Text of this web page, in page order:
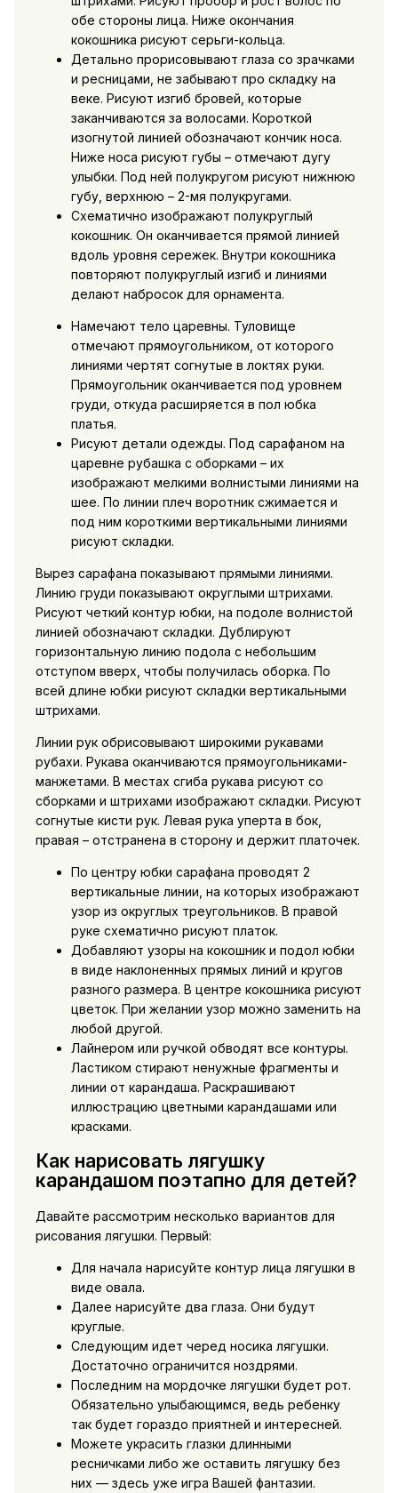
обе стороны лица. Ниже окончания
кокошника рисуют серьги-кольца.
Детально прорисовывают глаза со зрачками
и ресницами, не забывают про складку на
веке. Рисуют изгиб бровей, которые
заканчиваются за волосами. Короткой
изогнутой линией обозначают кончик носа.
Ниже носа рисуют губы – отмечают дугу
улыбки. Под ней полукругом рисуют нижнюю
губу, верхнюю – 2-мя полукругами.
Схематично изображают полукруглый
кокошник. Он оканчивается прямой линией
вдоль уровня сережек. Внутри кокошника
повторяют полукруглый изгиб и линиями
делают набросок для орнамента.
Намечают тело царевны. Туловище
отмечают прямоугольником, от которого
линиями чертят согнутые в локтях руки.
Прямоугольник оканчивается под уровнем
груди, откуда расширяется в пол юбка
платья.
Рисуют детали одежды. Под сарафаном на
царевне рубашка с оборками – их
изображают мелкими волнистыми линиями на
шее. По линии плеч воротник сжимается и
под ним короткими вертикальными линиями
рисуют складки.
Вырез сарафана показывают прямыми линиями.
Линию груди показывают округлыми штрихами.
Рисуют четкий контур юбки, на подоле волнистой
линией обозначают складки. Дублируют
горизонтальную линию подола с небольшим
отступом вверх, чтобы получилась оборка. По
всей длине юбки рисуют складки вертикальными
штрихами.
Линии рук обрисовывают широкими рукавами
рубахи. Рукава оканчиваются прямоугольниками-
манжетами. В местах сгиба рукава рисуют со
сборками и штрихами изображают складки. Рисуют
согнутые кисти рук. Левая рука уперта в бок,
правая – отстранена в сторону и держит платочек.
По центру юбки сарафана проводят 2
вертикальные линии, на которых изображают
узор из округлых треугольников. В правой
руке схематично рисуют платок.
Добавляют узоры на кокошник и подол юбки
в виде наклоненных прямых линий и кругов
разного размера. В центре кокошника рисуют
цветок. При желании узор можно заменить на
любой другой.
Лайнером или ручкой обводят все контуры.
Ластиком стирают ненужные фрагменты и
линии от карандаша. Раскрашивают
иллюстрацию цветными карандашами или
красками.
Как нарисовать лягушку
карандашом поэтапно для детей?
Давайте рассмотрим несколько вариантов для
рисования лягушки. Первый:
Для начала нарисуйте контур лица лягушки в
виде овала.
Далее нарисуйте два глаза. Они будут
круглые.
Следующим идет черед носика лягушки.
Достаточно ограничится ноздрями.
Последним на мордочке лягушки будет рот.
Обязательно улыбающимся, ведь ребенку
так будет гораздо приятней и интересней.
Можете украсить глазки длинными
ресничками либо же оставить лягушку без
них — здесь уже игра Вашей фантазии.